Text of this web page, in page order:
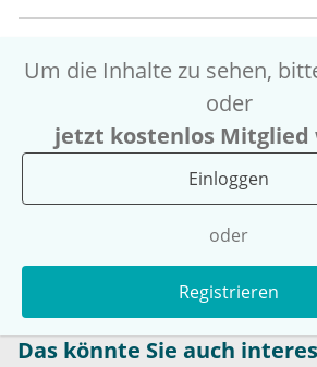
Um die Inhalte zu sehen,
oder
jetzt kostenlos Mitglied
Einloggen
oder
Registrieren
Das könnte Sie auch